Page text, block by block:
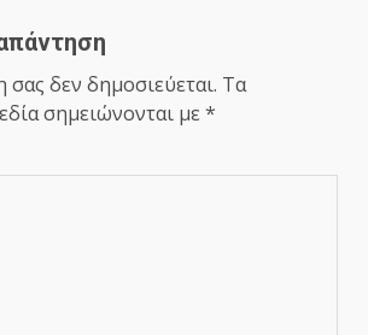
σας δεν δημοσιεύεται. Τα
σημειώνονται με *